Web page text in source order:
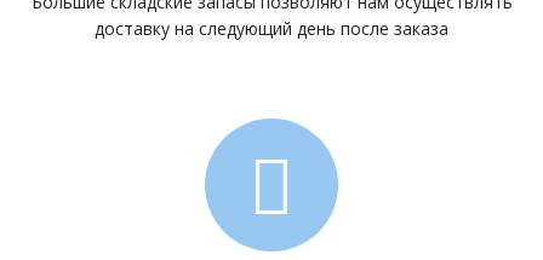
доставку на следующий день после заказа